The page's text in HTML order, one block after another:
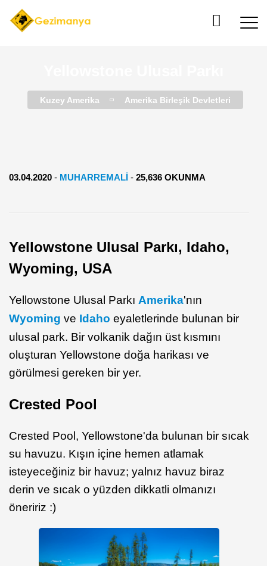
Kuzey Amerika Amerika Birleşik Devletleri
03.04.2020 - MUHARREMALI - 25,636 OKUNMA
Yellowstone Ulusal Parkı, Idaho,
Wyoming, USA
Yellowstone Ulusal Parkı Amerika'nın
Wyoming ve Idaho eyaletlerinde bulunan bir
ulusal park. Bir volkanik dağın üst kısmını
oluşturan Yellowstone doğa harikası ve
görülmesi gereken bir yer.
Crested Pool
Crested Pool, Yellowstone'da bulunan bir sıcak
su havuzu. Kışın içine hemen atlamak
isteyeceğiniz bir havuz; yalnız havuz biraz
derin ve sıcak o yüzden dikkatli olmanızı
öneririz :)